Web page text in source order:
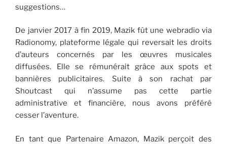
suggestions…
De janvier 2017 à fin 2019, Mazik fût une webradio via
Radionomy, plateforme légale qui reversait les droits
d’auteurs concernés par les œuvres musicales
diffusées. Elle se rémunérait grâce aux spots et
bannières publicitaires. Suite à son rachat par
Shoutcast qui n’assume pas cette partie
administrative et financière, nous avons préféré
cesser l’aventure.
En tant que Partenaire Amazon, Mazik perçoit des